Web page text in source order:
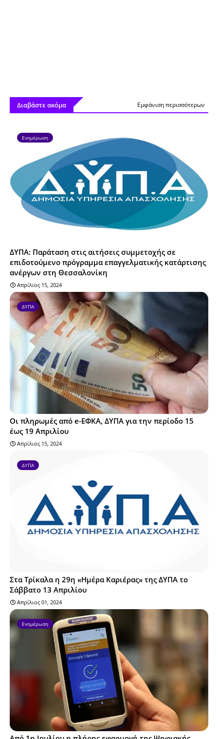
Διαβάστε ακόμα Εμφάνιση περισσότερων
Ενημέρωση
ΔΥΠΑ: Παράταση στις αιτήσεις συμμετοχής σε
επιδοτούμενο πρόγραμμα επαγγελματικής κατάρτισης
ανέργων στη Θεσσαλονίκη
Απρίλιος 15, 2024
ΔΥΠΑ
Οι πληρωμές από e-ΕΦΚΑ, ΔΥΠΑ για την περίοδο 15
έως 19 Απριλίου
Απρίλιος 15, 2024
ΔΥΠΑ
Στα Τρίκαλα η 29η «Ημέρα Καριέρας» της ΔΥΠΑ το
Σάββατο 13 Απριλίου
Απρίλιος 01, 2024
Ενημέρωση